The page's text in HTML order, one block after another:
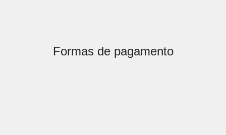
Formas de pagamento